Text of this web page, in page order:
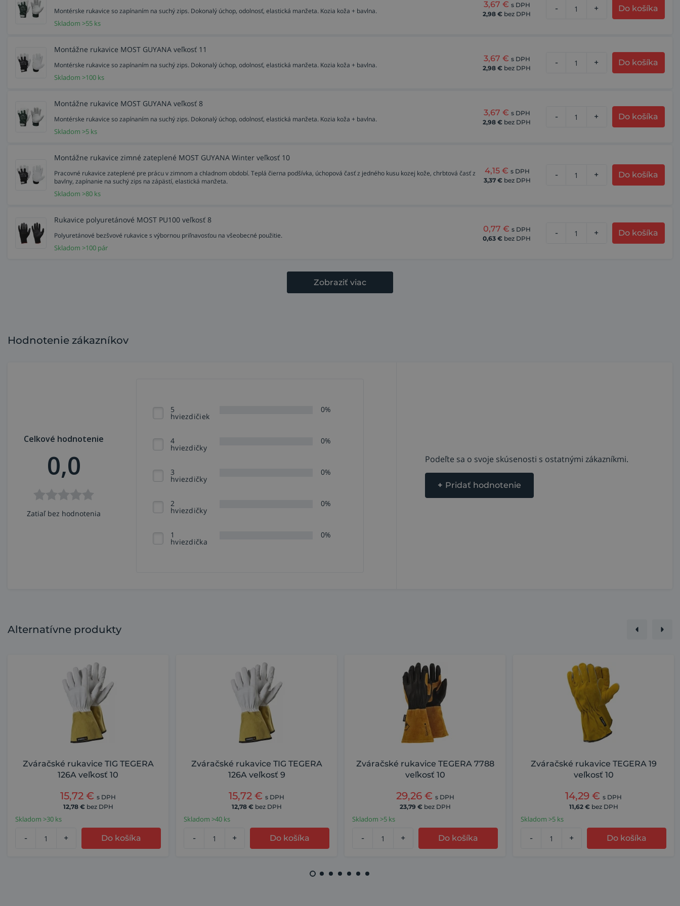
Montérske rukavice so zapínaním na suchý zips. Dokonalý úchop, odolnosť, elastická manžeta. Kozia koža + bavlna.
Skladom >55 ks
3,67 € s DPH
2,98 € bez DPH
- + Do košíka
Montážne rukavice MOST GUYANA veľkosť 11
Montérske rukavice so zapínaním na suchý zips. Dokonalý úchop, odolnosť, elastická manžeta. Kozia koža + bavlna.
Skladom >100 ks
3,67 € s DPH
2,98 € bez DPH
- + Do košíka
Montážne rukavice MOST GUYANA veľkosť 8
Montérske rukavice so zapínaním na suchý zips. Dokonalý úchop, odolnosť, elastická manžeta. Kozia koža + bavlna.
Skladom >5 ks
3,67 € s DPH
2,98 € bez DPH
- + Do košíka
Montážne rukavice zimné zateplené MOST GUYANA Winter veľkosť 10
Pracovné rukavice zateplené pre prácu v zimnom a chladnom období. Teplá čierna podšívka, úchopová časť z jedného kusu kozej kože, chrbtová časť z
bavlny, zapínanie na suchý zips na zápästí, elastická manžeta.
Skladom >80 ks
4,15 € s DPH
3,37 € bez DPH
- + Do košíka
Rukavice polyuretánové MOST PU100 veľkosť 8
Polyuretánové bezšvové rukavice s výbornou priľnavosťou na všeobecné použitie.
Skladom >100 pár
0,77 € s DPH
0,63 € bez DPH
- + Do košíka
Zobraziť viac
Hodnotenie zákazníkov
Celkové hodnotenie
0,0
Zatiaľ bez hodnotenia
5
hviezdičiek
0%
4
hviezdičky
0%
3
hviezdičky
0%
2
hviezdičky
0%
1
hviezdička
0%
Podeľte sa o svoje skúsenosti s ostatnými zákazníkmi.
+ Pridať hodnotenie
Alternatívne produkty
Zváračské rukavice TIG TEGERA
126A veľkosť 10
15,72 € s DPH
12,78 € bez DPH
Skladom >30 ks
- + Do košíka
Zváračské rukavice TIG TEGERA
126A veľkosť 9
15,72 € s DPH
12,78 € bez DPH
Skladom >40 ks
- + Do košíka
Zváračské rukavice TEGERA 7788
veľkosť 10
29,26 € s DPH
23,79 € bez DPH
Skladom >5 ks
- + Do košíka
Zváračské rukavice TEGERA 19
veľkosť 10
14,29 € s DPH
11,62 € bez DPH
Skladom >5 ks
- + Do košíka